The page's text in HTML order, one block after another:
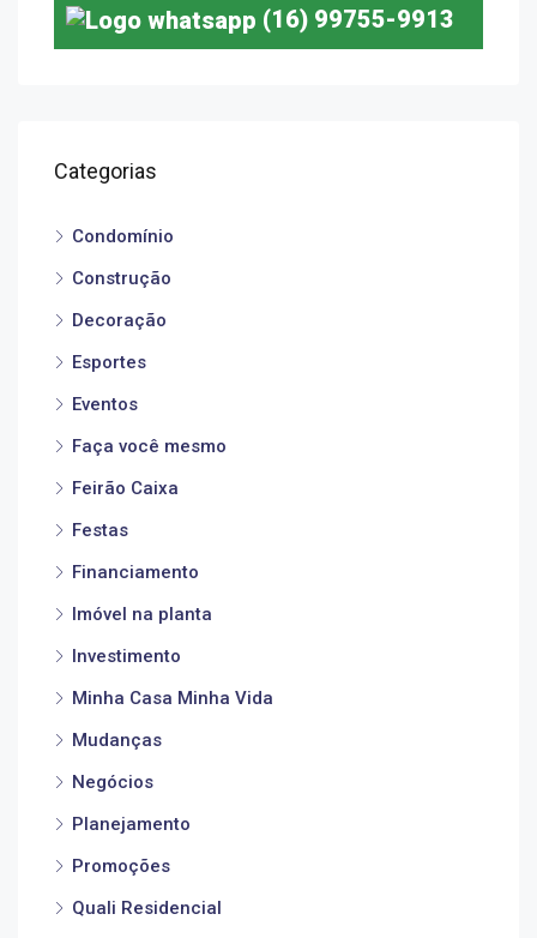
(16) 99755-9913
Categorias
Condomínio
Construção
Decoração
Esportes
Eventos
Faça você mesmo
Feirão Caixa
Festas
Financiamento
Imóvel na planta
Investimento
Minha Casa Minha Vida
Mudanças
Negócios
Planejamento
Promoções
Quali Residencial